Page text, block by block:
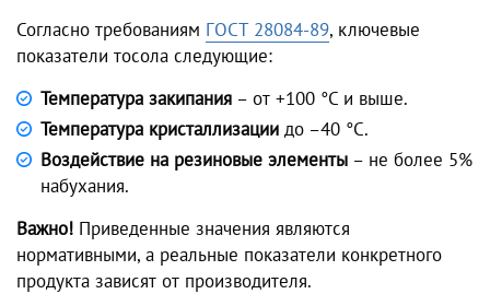
Согласно требованиям ГОСТ 28084-89, ключевые
показатели тосола следующие:
Температура закипания – от +100 °C и выше.
Температура кристаллизации до –40 °C.
Воздействие на резиновые элементы – не более 5%
набухания.
Важно! Приведенные значения являются
нормативными, а реальные показатели конкретного
продукта зависят от производителя.